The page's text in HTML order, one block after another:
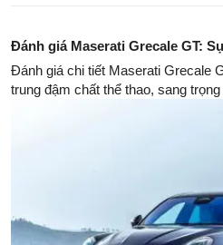
Đánh giá Maserati Grecale GT:
Đánh giá chi tiết Maserati Grecale
trung đậm chất thể thao, sang